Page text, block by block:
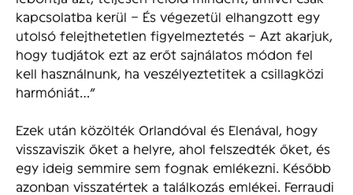
kapcsolatba kerül – És végezetül elhangzott egy
utolsó felejthetetlen figyelmeztetés – Azt akarjuk,
hogy tudjátok ezt az erőt sajnálatos módon fel
kell használnunk, ha veszélyeztetitek a csillagközi
harmóniát…”
Ezek után közölték Orlandóval és Elenával, hogy
visszaviszik őket a helyre, ahol felszedték őket, és
egy ideig semmire sem fognak emlékezni. Később
azonban visszatértek a találkozás emlékei. Ferraudi